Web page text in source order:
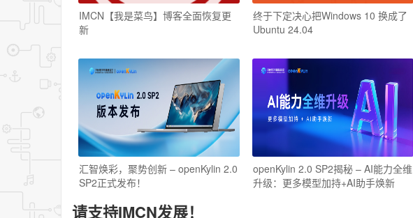
IMCN【我是菜鸟】博客全面恢复更
新
终于下定决心把Windows 10 换成了
Ubuntu 24.04
汇智焕彩，聚势创新 – openKylin 2.0
SP2正式发布！
openKylin 2.0 SP2揭秘 – AI能力全维
升级：更多模型加持+AI助手焕新
请支持IMCN发展！